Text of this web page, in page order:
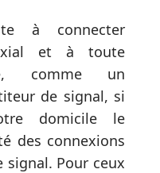
à connecter
et à toute
comme un
de signal, si
domicile le
des connexions
signal. Pour ceux